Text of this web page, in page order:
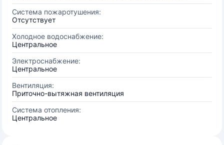
Система пожаротушения:
Отсутствует
Холодное водоснабжение:
Центральное
Электроснабжение:
Центральное
Вентиляция:
Приточно-вытяжная вентиляция
Система отопления:
Центральное